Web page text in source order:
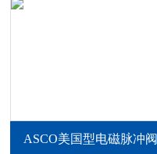
ASCO美国型电磁脉冲阀